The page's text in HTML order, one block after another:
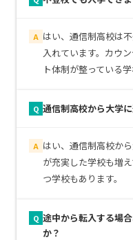
A はい、通信制高校は
入れています。カウ
ト体制が整っている
Q 通信制高校から大学
A はい、通信制高校か
が充実した学校も増
つ学校もあります。
Q 途中から転入する場
か？